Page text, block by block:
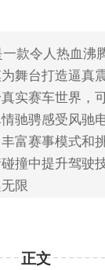
一款令人热血沸
舞台打造逼真
实赛车世界，
驰骋感受风驰
富赛事模式和
撞中提升驾驶
限
正文